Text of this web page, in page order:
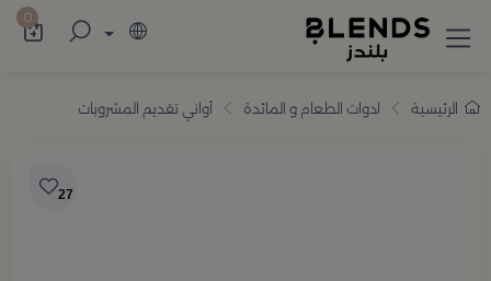
تسوّق من بلندز تشكيلة تضم ترامس القهوة 0
الرئيسية ادوات الطعام و المائدة أواني تقديم المشروبات
27